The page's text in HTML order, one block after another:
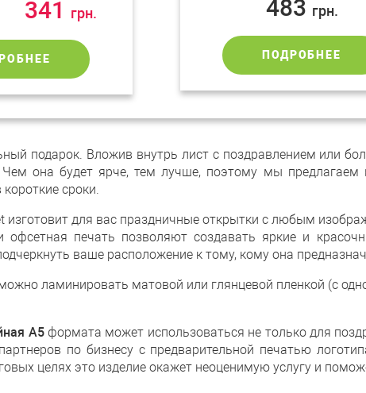
341 грн. 483 грн.
ПОДРОБНЕЕ
подарок. Вложив внутрь лист с поздравлением или
Чем она будет ярче, тем лучше, поэтому мы
сроки.
изготовит для вас праздничные открытки с любым
печать позволяют создавать яркие и
ваше расположение к тому, кому она
ламинировать матовой или глянцевой пленкой (с
А5 формата может использоваться не только для
по бизнесу с предварительной печатью
целях это изделие окажет неоценимую услугу и